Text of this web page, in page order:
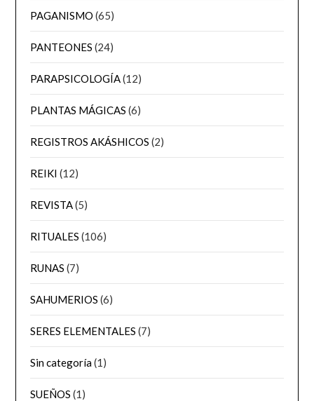
PAGANISMO (65)
PANTEONES (24)
PARAPSICOLOGÍA(12)
PLANTAS MÁGICAS (6)
REGISTROS AKÁSHICOS (2)
REIKI (12)
REVISTA(5)
RITUALES (106)
RUNAS (7)
SAHUMERIOS (6)
SERES ELEMENTALES (7)
Sin categoría(1)
SUEÑOS (1)